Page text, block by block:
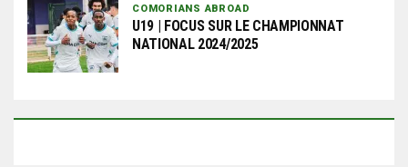
COMORIANS ABROAD
U19 | FOCUS SUR LE CHAMPIONNAT
NATIONAL 2024/2025